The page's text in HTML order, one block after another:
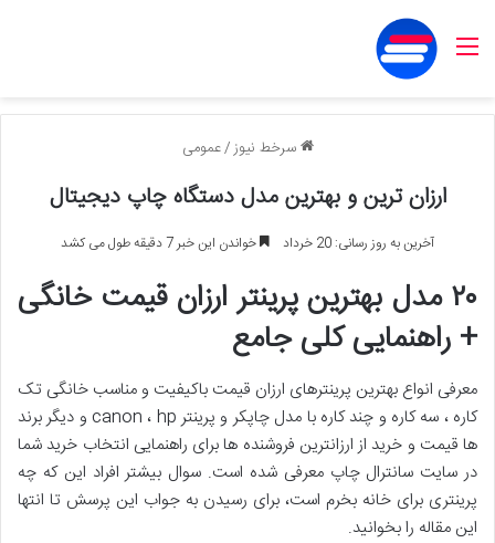
منو
سرخط نیوز/عمومی
ارزان ترین و بهترین مدل دستگاه چاپ دیجیتال
آخرین به روز رسانی: 20 خرداد خواندن این خبر 7 دقیقه طول می کشد
۲۰ مدل بهترین پرینتر ارزان قیمت خانگی
+ راهنمایی کلی جامع
معرفی انواع بهترین پرینترهای ارزان قیمت باکیفیت و مناسب خانگی تک
کاره ، سه کاره و چند کاره با مدل چاپکر و پرینتر canon ، hp و دیگر برند
ها قیمت و خرید از ارزانترین فروشنده ها برای راهنمایی انتخاب خرید شما
در سایت سانترال چاپ معرفی شده است. سوال بیشتر افراد این که چه
پرینتری برای خانه بخرم است، برای رسیدن به جواب این پرسش تا انتها
این مقاله را بخوانید.